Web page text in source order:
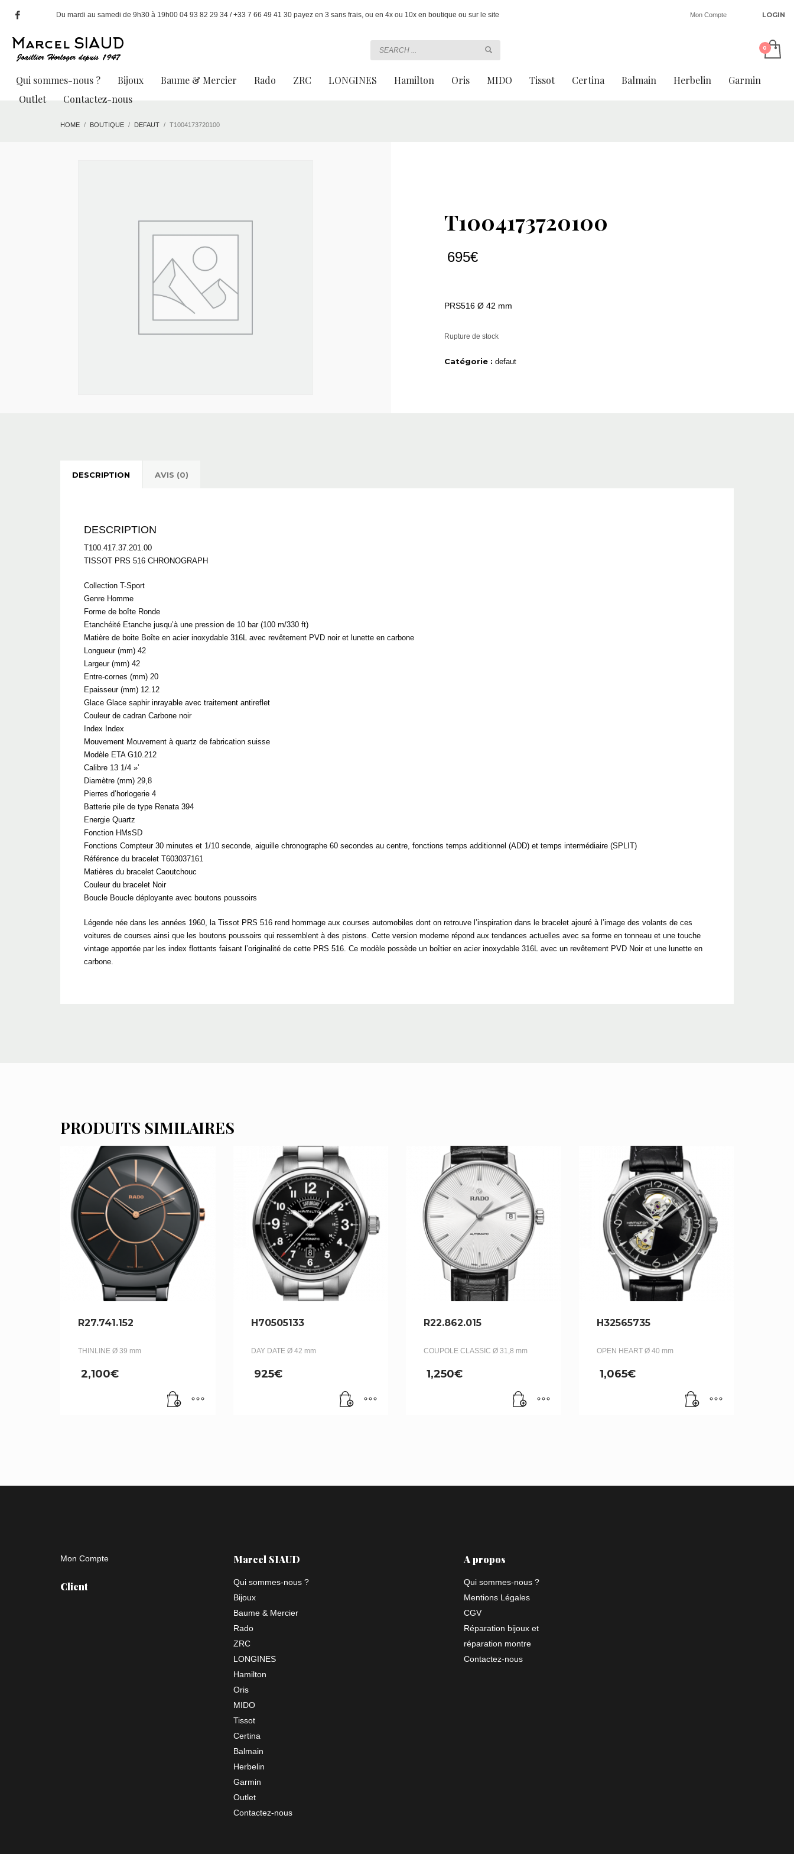
Du mardi au samedi de 9h30 à 19h00 04 93 82 29 34 / +33 7 66 49 41 30 payez en 3 sans frais, ou en 4x ou 10x en boutique ou sur le site Mon Compte LOGIN
Qui sommes-nous ? Bijoux Baume & Mercier Rado ZRC LONGINES Hamilton Oris MIDO Tissot Certina Balmain Herbelin
Garmin
Outlet
Contactez-nous
HOME BOUTIQUE DEFAUT T1004173720100
T1004173720100
695€
PRS516 Ø 42 mm
Rupture de stock
Catégorie : defaut
DESCRIPTION AVIS (0)
DESCRIPTION
T100.417.37.201.00
TISSOT PRS 516 CHRONOGRAPH
Collection T-Sport
Genre Homme
Forme de boîte Ronde
Etanchéité Etanche jusqu’à une pression de 10 bar (100 m/330 ft)
Matière de boite Boîte en acier inoxydable 316L avec revêtement PVD noir et lunette en carbone
Longueur (mm) 42
Largeur (mm) 42
Entre-cornes (mm) 20
Epaisseur (mm) 12.12
Glace Glace saphir inrayable avec traitement antireflet
Couleur de cadran Carbone noir
Index Index
Mouvement Mouvement à quartz de fabrication suisse
Modèle ETA G10.212
Calibre 13 1/4 »’
Diamètre (mm) 29,8
Pierres d’horlogerie 4
Batterie pile de type Renata 394
Energie Quartz
Fonction HMsSD
Fonctions Compteur 30 minutes et 1/10 seconde, aiguille chronographe 60 secondes au centre, fonctions temps additionnel (ADD) et temps intermédiaire (SPLIT)
Référence du bracelet T603037161
Matières du bracelet Caoutchouc
Couleur du bracelet Noir
Boucle Boucle déployante avec boutons poussoirs
Légende née dans les années 1960, la Tissot PRS 516 rend hommage aux courses automobiles dont on retrouve l’inspiration dans le bracelet ajouré à l’image des volants de ces
voitures de courses ainsi que les boutons poussoirs qui ressemblent à des pistons. Cette version moderne répond aux tendances actuelles avec sa forme en tonneau et une touche
vintage apportée par les index flottants faisant l’originalité de cette PRS 516. Ce modèle possède un boîtier en acier inoxydable 316L avec un revêtement PVD Noir et une lunette en
carbone.
PRODUITS SIMILAIRES
R27.741.152
THINLINE Ø 39 mm
2,100€
H70505133
DAY DATE Ø 42 mm
925€
R22.862.015
COUPOLE CLASSIC Ø 31,8 mm
1,250€
H32565735
OPEN HEART Ø 40 mm
1,065€
Mon Compte
Client
Marcel SIAUD
Qui sommes-nous ?
Bijoux
Baume & Mercier
Rado
ZRC
LONGINES
Hamilton
Oris
MIDO
Tissot
Certina
Balmain
Herbelin
Garmin
Outlet
Contactez-nous
A propos
Qui sommes-nous ?
Mentions Légales
CGV
Réparation bijoux et
réparation montre
Contactez-nous